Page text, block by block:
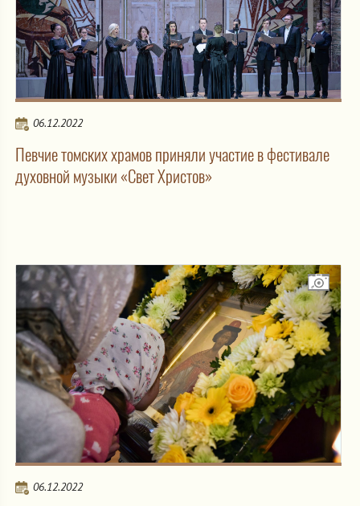
06.12.2022
Певчие томских храмов приняли участие в фестивале
духовной музыки «Свет Христов»
06.12.2022